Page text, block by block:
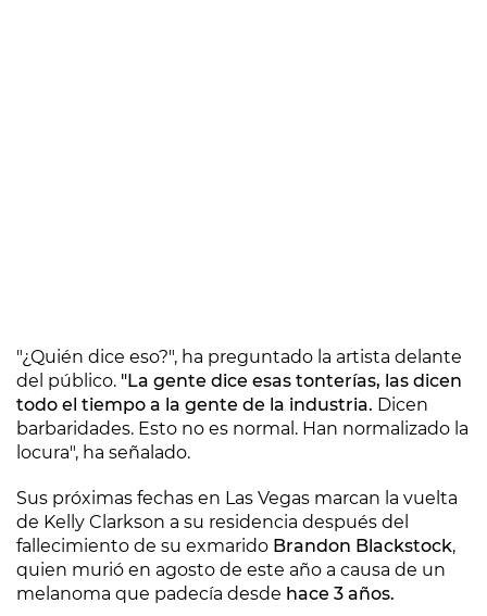
"¿Quién dice eso?", ha preguntado la artista delante
del público. "La gente dice esas tonterías, las dicen
todo el tiempo a la gente de la industria. Dicen
barbaridades. Esto no es normal. Han normalizado la
locura", ha señalado.
Sus próximas fechas en Las Vegas marcan la vuelta
de Kelly Clarkson a su residencia después del
fallecimiento de su exmarido Brandon Blackstock,
quien murió en agosto de este año a causa de un
melanoma que padecía desde hace 3 años.